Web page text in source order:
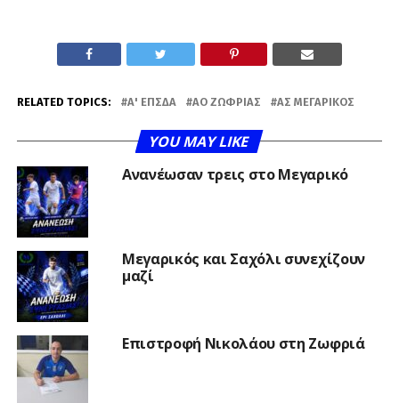
RELATED TOPICS: Α' ΕΠΣΔΑ ΑΟ ΖΩΦΡΙΆΣ ΑΣ ΜΕΓΑΡΙΚΌΣ
YOU MAY LIKE
Ανανέωσαν τρεις στο Μεγαρικό
Μεγαρικός και Σαχόλι συνεχίζουν
μαζί
Επιστροφή Νικολάου στη Ζωφριά